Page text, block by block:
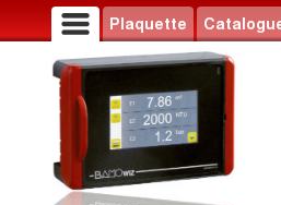
Plaquette